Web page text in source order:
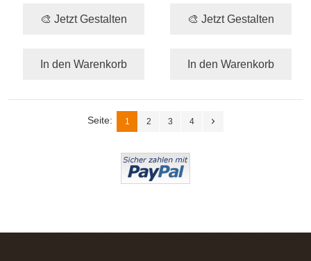
🎨 Jetzt Gestalten
In den Warenkorb
🎨 Jetzt Gestalten
In den Warenkorb
Seite: 1 2 3 4